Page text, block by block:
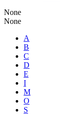
None
None
A
B
C
D
E
I
M
O
S